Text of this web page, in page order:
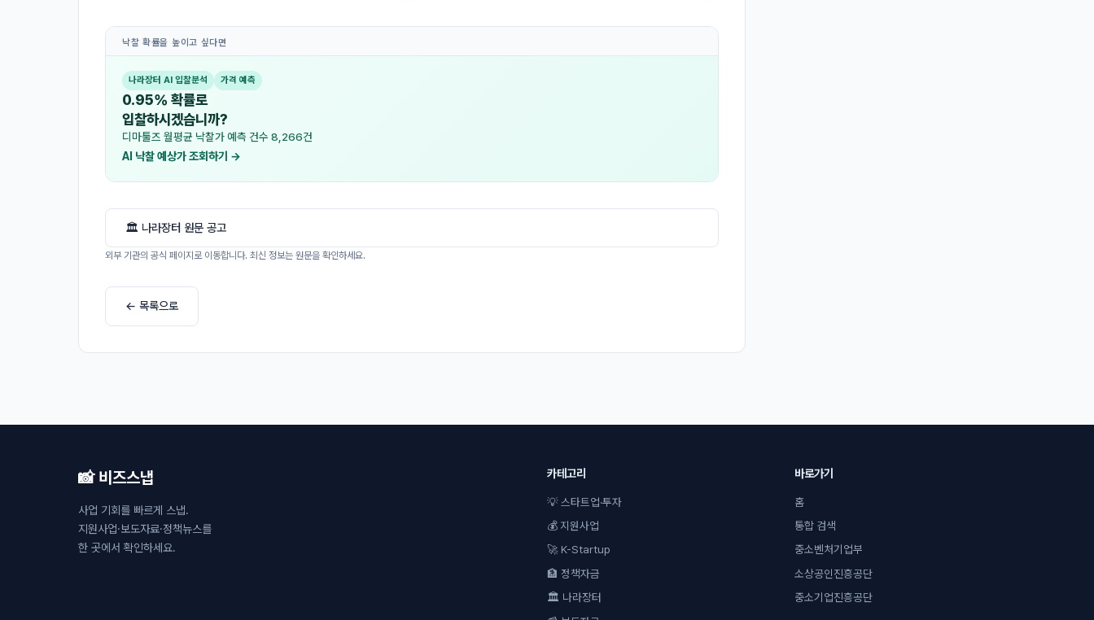
낙찰 확률을 높이고 싶다면
나라장터 AI 입찰분석 가격 예측
0.95% 확률로
입찰하시겠습니까?
디마툴즈 월평균 낙찰가 예측 건수 8,266건
AI 낙찰 예상가 조회하기 →
🏛 나라장터 원문 공고
외부 기관의 공식 페이지로 이동합니다. 최신 정보는 원문을 확인하세요.
← 목록으로
📸 비즈스냅
사업 기회를 빠르게 스냅.
지원사업·보도자료·정책뉴스를
한 곳에서 확인하세요.
카테고리
💡 스타트업·투자
💰 지원사업
🚀 K-Startup
🏦 정책자금
🏛 나라장터
바로가기
홈
통합 검색
중소벤처기업부
소상공인진흥공단
중소기업진흥공단